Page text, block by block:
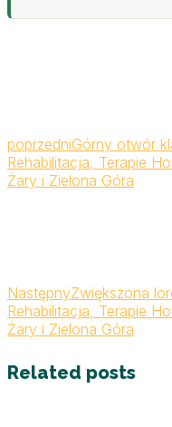
poprzedniGórny otwór
Rehabilitacja, Terapie
Żary i Zielona Góra
NastępnyZwiększona
Rehabilitacja, Terapie
Żary i Zielona Góra
Related posts